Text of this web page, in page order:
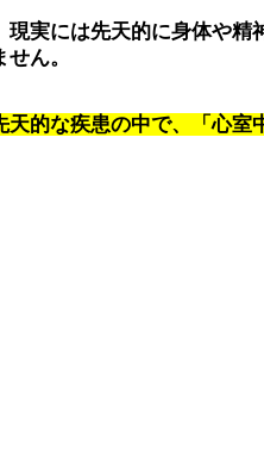
現実には先天的に身体や精
せん。
天的な疾患の中で、「心室